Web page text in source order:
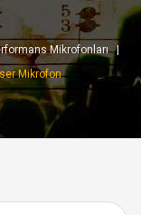
Mikrofonları
Mikrofon